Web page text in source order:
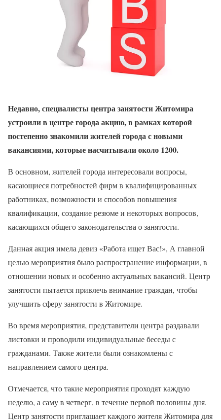
Недавно, специалисты центра занятости Житомира
устроили в центре города акцию, в рамках которой
постепенно знакомили жителей города с новыми
вакансиями, которые насчитывали около 1200.
В основном, жителей города интересовали вопросы,
касающиеся потребностей фирм в квалифицированных
работниках, возможности и способов повышения
квалификации, создание резюме и некоторых вопросов,
касающихся общего законодательства о занятости.
Данная акция имела девиз «Работа ищет Вас!», А главной
целью мероприятия было распространение информации, в
отношении новых и особенно актуальных вакансий. Центр
занятости пытается привлечь внимание граждан, чтобы
улучшить сферу занятости в Житомире.
Во время мероприятия, представители центра раздавали
листовки и проводили индивидуальные беседы с
гражданами. Также жители были ознакомлены с
направлением самого центра.
Отмечается, что такие мероприятия проходят каждую
неделю, а саму в четверг, в течение первой половины дня.
Центр занятости приглашает каждого жителя Житомира для